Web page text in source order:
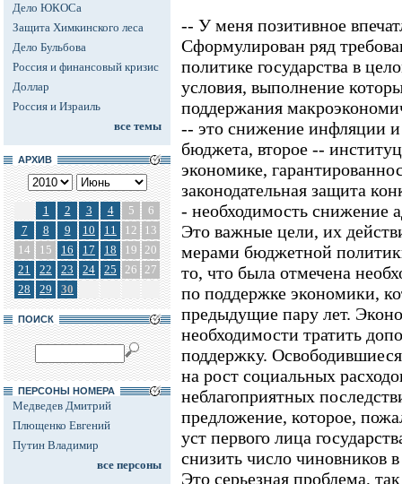
Дело ЮКОСа
Защита Химкинского леса
Дело Бульбова
Россия и финансовый кризис
Доллар
Россия и Израиль
все темы
АРХИВ
1 2 3 4 5
6
7
8 9 10 11 12
13
14
15 16 17 18 19 20
21
22 23 24 25 26 27
28
29 30
ПОИСК
ПЕРСОНЫ НОМЕРА
Медведев Дмитрий
Плющенко Евгений
Путин Владимир
все персоны
-- У меня позитивное
Сформулирован ряд
политике государства в
условия, выполнение
поддержания
-- это снижение инфляции и
бюджета, второе --
экономике,
законодательная защита
- необходимость снижение
Это важные цели, их
мерами бюджетной
то, что была отмечена
по поддержке экономики,
предыдущие пару лет.
необходимости тратить
поддержку.
на рост социальных
неблагоприятных
предложение, которое,
уст первого лица
снизить число чиновников
Это серьезная проблема,